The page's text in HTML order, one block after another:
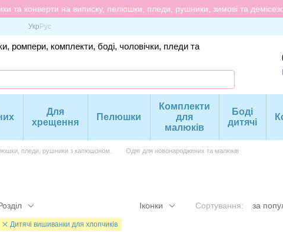
та конверти на виписку, пелюшки, пледи, рушники, зимові та
Укр Рус
ромпери, комплекти, боді, чоловічки, пледи та
Для
хрещення
Пелюшки
Комплекти
для
малюків
Боді
дитячі
пледи, рушники з капюшоном. Одяг для новонароджених та малюків
Дитячі вишиванки для хлопчиків
Іконки Сортування: за